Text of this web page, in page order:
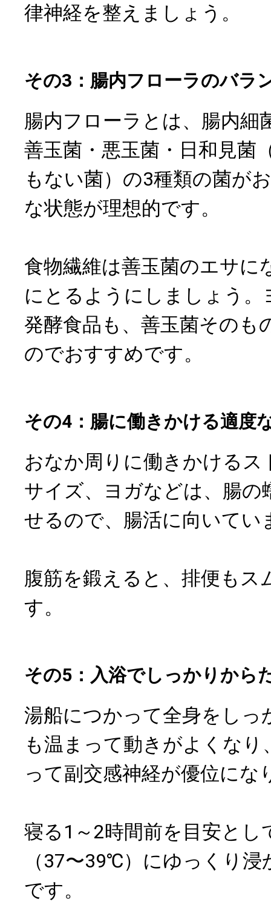
律神経を整えましょう。
その3：腸内フローラのバラ
腸内フローラとは、腸内細
善玉菌・悪玉菌・日和見菌
もない菌）の3種類の菌が
な状態が理想的です。
食物繊維は善玉菌のエサに
にとるようにしましょう
発酵食品も、善玉菌そのも
のでおすすめです。
その4：腸に働きかける適度
おなか周りに働きかける
サイズ、ヨガなどは、腸の
せるので、腸活に向いてい
腹筋を鍛えると、排便もス
す。
その5：入浴でしっかりから
湯船につかって全身をしっ
も温まって動きがよくな
って副交感神経が優位にな
寝る1～2時間前を目安とし
（37〜39℃）にゆっくり
です。